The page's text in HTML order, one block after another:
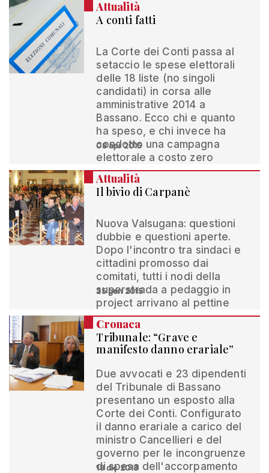
Attualità
A conti fatti
La Corte dei Conti passa al
setaccio le spese elettorali
delle 18 liste (no singoli
candidati) in corsa alle
amministrative 2014 a
Bassano. Ecco chi e quanto
ha speso, e chi invece ha
condotto una campagna
elettorale a costo zero
08 apr 2015
Attualità
Il bivio di Carpanè
Nuova Valsugana: questioni
dubbie e questioni aperte.
Dopo l'incontro tra sindaci e
cittadini promosso dai
comitati, tutti i nodi della
superstrada a pedaggio in
project arrivano al pettine
25 gen 2015
Cronaca
Tribunale: “Grave e
manifesto danno erariale”
Due avvocati e 23 dipendenti
del Tribunale di Bassano
presentano un esposto alla
Corte dei Conti. Configurato
il danno erariale a carico del
ministro Cancellieri e del
governo per le incongruenze
di spesa dell'accorpamento
18 dic 2013